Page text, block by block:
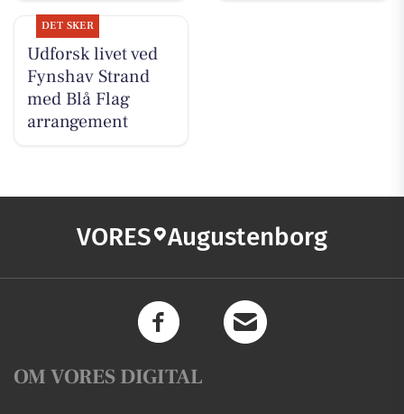
DET SKER
Udforsk livet ved
Fynshav Strand
med Blå Flag
arrangement
VORES Augustenborg
OM VORES DIGITAL